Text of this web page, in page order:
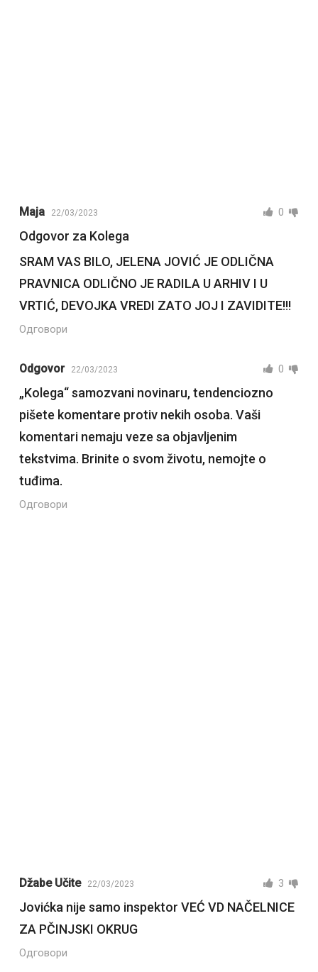
Maja 22/03/2023 0
Odgovor za Kolega
SRAM VAS BILO, JELENA JOVIĆ JE ODLIČNA
PRAVNICA ODLIČNO JE RADILA U ARHIV I U
VRTIĆ, DEVOJKA VREDI ZATO JOJ I ZAVIDITE!!!
Одговори
Odgovor 22/03/2023 0
„Kolega“ samozvani novinaru, tendenciozno
pišete komentare protiv nekih osoba. Vaši
komentari nemaju veze sa objavljenim
tekstvima. Brinite o svom životu, nemojte o
tuđima.
Одговори
Džabe Učite 22/03/2023 3
Jovićka nije samo inspektor VEĆ VD NAČELNICE
ZA PČINJSKI OKRUG
Одговори